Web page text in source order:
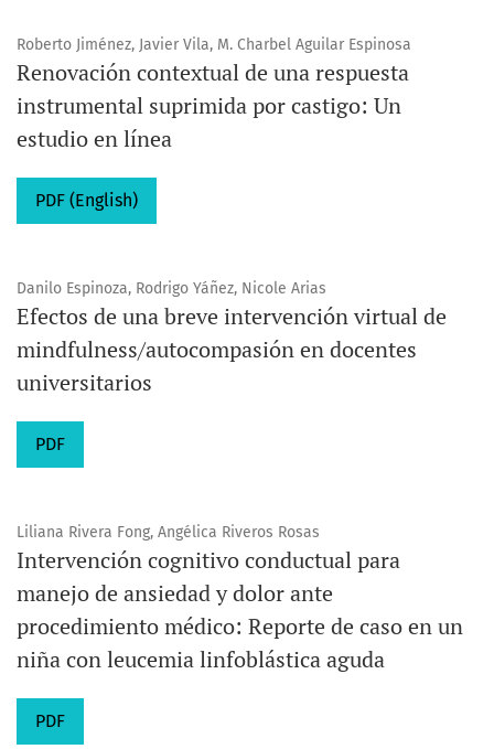
Roberto Jiménez, Javier Vila, M. Charbel Aguilar Espinosa
Renovación contextual de una respuesta
instrumental suprimida por castigo: Un
estudio en línea
PDF (English)
Danilo Espinoza, Rodrigo Yáñez, Nicole Arias
Efectos de una breve intervención virtual de
mindfulness/autocompasión en docentes
universitarios
PDF
Liliana Rivera Fong, Angélica Riveros Rosas
Intervención cognitivo conductual para
manejo de ansiedad y dolor ante
procedimiento médico: Reporte de caso en un
niña con leucemia linfoblástica aguda
PDF